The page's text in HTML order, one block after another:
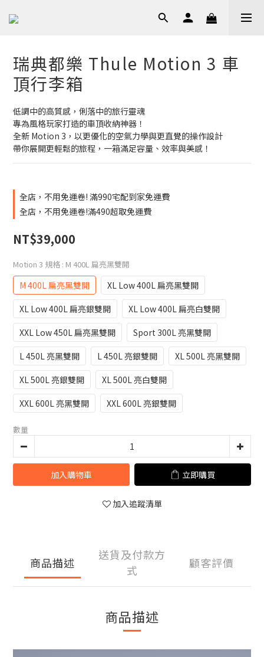
瑞典都樂 Thule Motion 3 車
頂行李箱
低調中的高質感，俐落中的旅行靈魂
專為風格玩家打造的車頂收納神器！
全新 Motion 3，以更優化的空氣力學與更直覺的操作設計
帶你展開更輕鬆的旅程，一箱滿足容量、效率與美感！
全店，不用免運卷! 滿990宅配到家免運費
全店，不用免運卷!滿490超取免運費
NT$39,000
Motion 3 規格 : M 400L 扁亮黑雙開
M 400L 扁亮黑雙開
XL Low 400L 扁亮黑雙開
XL Low 400L 扁亮銀雙開
XL Low 400L 扁亮白雙開
XXL Low 450L 扁亮黑雙開
Sport 300L 亮黑雙開
L 450L 亮黑雙開
L 450L 亮銀雙開
XL 500L 亮黑雙開
XL 500L 亮銀雙開
XL 500L 亮白雙開
XXL 600L 亮黑雙開
XXL 600L 亮銀雙開
數量
加入購物車 立即購買
加入追蹤清單
商品描述
送貨及付款方
式
顧客評價
商品描述